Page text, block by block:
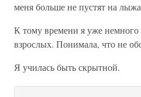
меня больше не пустят на
К тому времени я уже немного
взрослых. Понимала, что не
Я училась быть скрытной.